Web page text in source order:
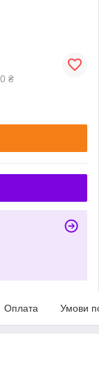
₴
Оплата Умови